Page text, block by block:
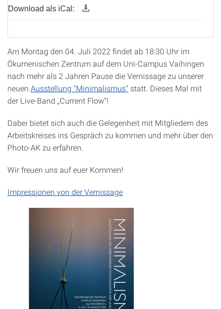
Download als iCal:
Am Montag den 04. Juli 2022 findet ab 18:30 Uhr im
Ökumenischen Zentrum auf dem Uni-Campus Vaihingen
nach mehr als 2 Jahren Pause die Vernissage zu unserer
neuen Ausstellung "Minimalismus" statt. Dieses Mal mit
der Live-Band „Current Flow“!
Dabei bietet sich auch die Gelegenheit mit Mitgliedern des
Arbeitskreises ins Gespräch zu kommen und mehr über den
Photo-AK zu erfahren.
Wir freuen uns auf euer Kommen!
Impressionen von der Vernissage